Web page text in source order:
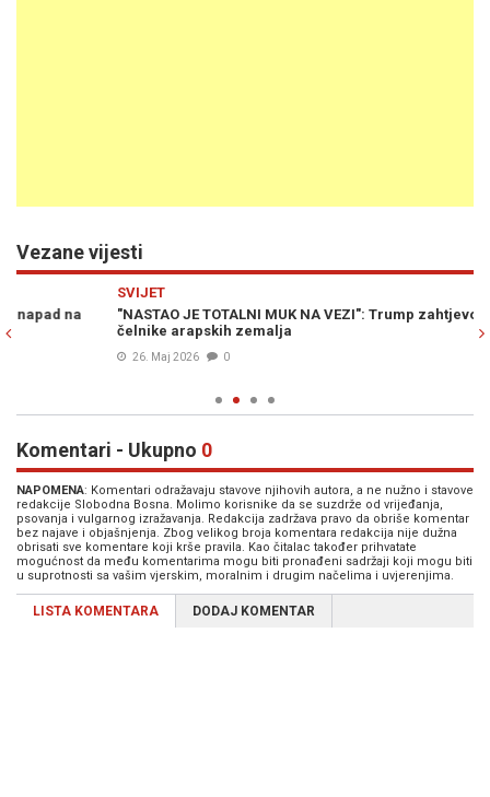
Vezane vijesti
"NASTAO JE TOTALNI MUK NA VEZI": Trump zahtjevom šokirao
čelnike arapskih zemalja
0
Komentari - Ukupno 0
NAPOMENA: Komentari odražavaju stavove njihovih autora, a ne nužno i stavove
redakcije Slobodna Bosna. Molimo korisnike da se suzdrže od vrijeđanja,
psovanja i vulgarnog izražavanja. Redakcija zadržava pravo da obriše komentar
bez najave i objašnjenja. Zbog velikog broja komentara redakcija nije dužna
obrisati sve komentare koji krše pravila. Kao čitalac također prihvatate
mogućnost da među komentarima mogu biti pronađeni sadržaji koji mogu biti
u suprotnosti sa vašim vjerskim, moralnim i drugim načelima i uvjerenjima.
LISTA KOMENTARA DODAJ KOMENTAR